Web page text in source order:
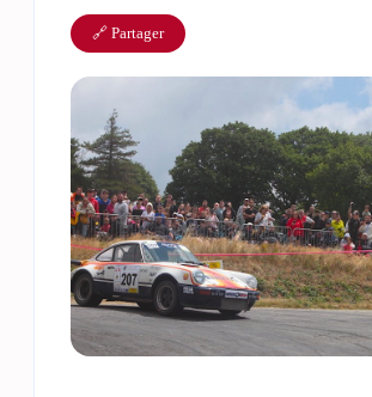
🔗 Partager